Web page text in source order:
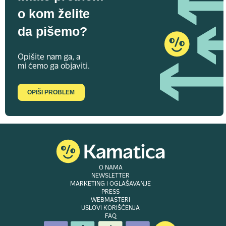
o kom želite
da pišemo?
Opišite nam ga, a
mi ćemo ga objaviti.
OPIŠI PROBLEM
O NAMA
NEWSLETTER
MARKETING I OGLAŠAVANJE
PRESS
WEBMASTERI
USLOVI KORIŠĆENJA
FAQ